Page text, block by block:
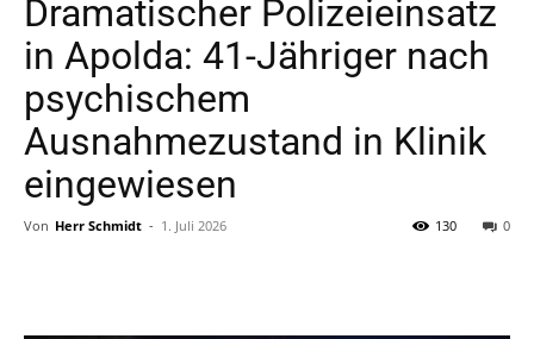
Dramatischer Polizeieinsatz
in Apolda: 41-Jähriger nach
psychischem
Ausnahmezustand in Klinik
eingewiesen
Von Herr Schmidt - 1. Juli 2026 0
130